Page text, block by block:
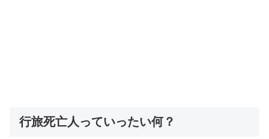
行旅死亡人っていったい何？